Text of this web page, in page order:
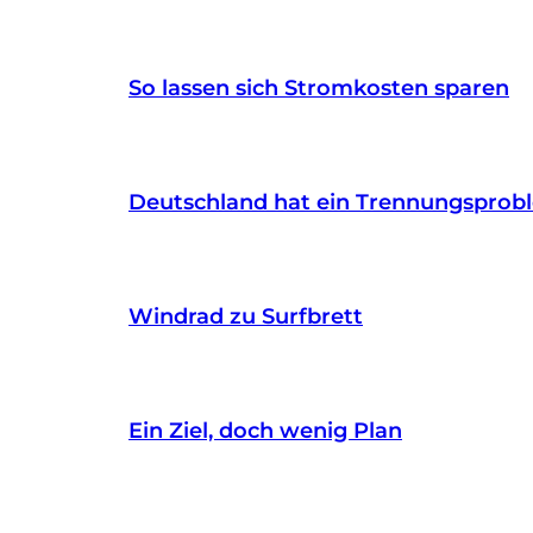
So lassen sich Stromkosten sparen
Deutschland hat ein
Windrad zu Surfbrett
Ein Ziel, doch wenig Plan